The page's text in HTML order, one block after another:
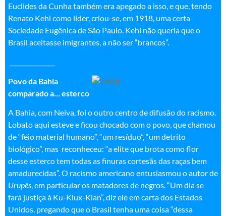
Euclides da Cunha também era apegado a isso, e que, tendo
Renato Kehl como líder, criou-se, em 1918, uma certa
Sociedade Eugênica de São Paulo. Kehl não queria que o
Brasil aceitasse imigrantes, a não ser “brancos”.
Povo da Bahia
comparado a… esterco
A Bahia, com Neiva, foi o outro centro de difusão do racismo.
Lobato aqui esteve e ficou chocado com o povo, que chamou
de “feio material humano”, “um resíduo”, “um detrito
biológico”, mas reconheceu: “a elite que brota como flor
desse esterco tem todas as finuras cortesãs das raças bem
amadurecidas”. O racismo americano entusiasmou o autor de
Urupês, em particular os matadores de negros. “Um dia se
fará justiça à Ku-Klux-Klan”, diz ele em carta dos Estados
Unidos, pregando que o Brasil tenha uma coisa “dessa